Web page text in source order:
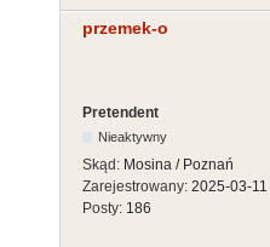
przemek-o
Pretendent
Nieaktywny
Skąd: Mosina / Poznań
Zarejestrowany: 2025-03-11
Posty: 186